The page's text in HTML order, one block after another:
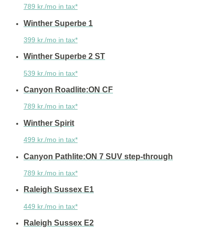
789 kr./mo in tax*
Winther Superbe 1
399 kr./mo in tax*
Winther Superbe 2 ST
539 kr./mo in tax*
Canyon Roadlite:ON CF
789 kr./mo in tax*
Winther Spirit
499 kr./mo in tax*
Canyon Pathlite:ON 7 SUV step-through
789 kr./mo in tax*
Raleigh Sussex E1
449 kr./mo in tax*
Raleigh Sussex E2